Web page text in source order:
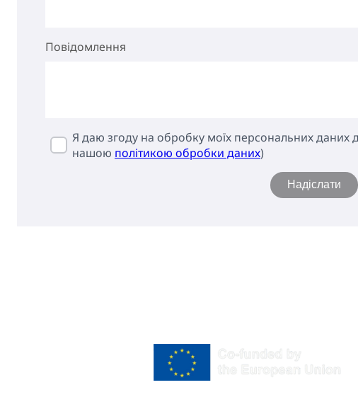
Повідомлення
Я даю згоду на обробку моїх персональних даних
нашою політикою обробки даних)
Надіслати